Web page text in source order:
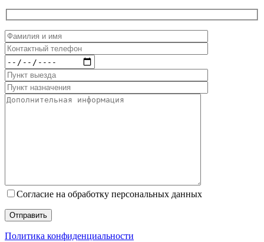
Согласие на обработку персональных данных
Политика конфиденциальности